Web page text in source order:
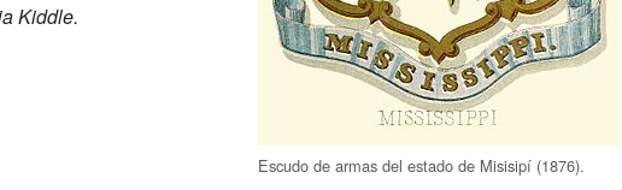
Escudo de armas del estado de Misisipí (1876).
Kiddle.